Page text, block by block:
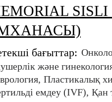
бағыттар:
және
Пластикалық
емдеу (IVF) Қан